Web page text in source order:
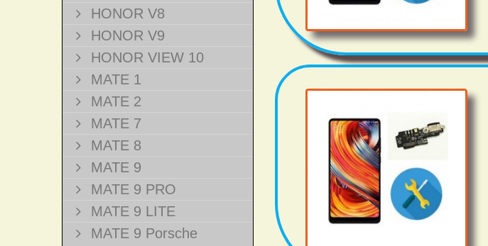
HONOR V8
HONOR V9
HONOR VIEW 10
MATE 1
MATE 2
MATE 7
MATE 8
MATE 9
MATE 9 PRO
MATE 9 LITE
MATE 9 Porsche